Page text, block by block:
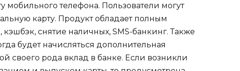
мобильного телефона. Пользователи могут
карту. Продукт обладает полным
снятие наличных, SMS-банкинг. Также
будет начисляться дополнительная
своего рода вклад в банке. Если возникли